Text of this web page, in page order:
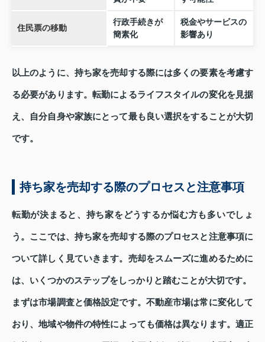
住民票の移動
行政手続きが
簡素化
税金やサービスの
影響あり
以上のように、持ち家を売却する際には多くの要素を考慮す
る必要があります。転勤によるライフスタイルの変化を見据
え、自分自身や家族にとって最も良い選択をすることが大切
です。
持ち家を売却する際のプロセスと注意事項
転勤が決まると、持ち家をどうするか悩む方も多いでしょ
う。ここでは、持ち家を売却する際のプロセスと注意事項に
ついて詳しく見ていきます。売却をスムーズに進めるために
は、いくつかのステップをしっかりと踏むことが大切です。
まずは市場調査と価格設定です。不動産市場は常に変化して
おり、地域や物件の特性によっても価格は異なります。適正